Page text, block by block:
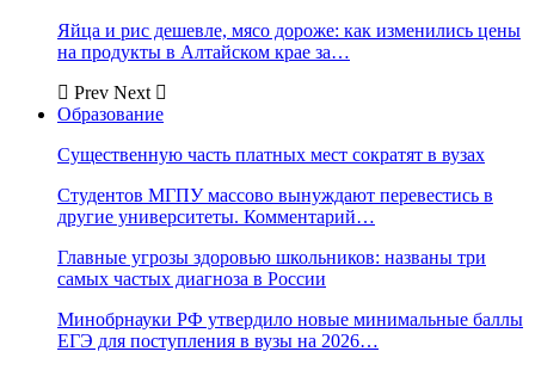
Яйца и рис дешевле, мясо дороже: как изменились цены
на продукты в Алтайском крае за…
Prev Next
Образование
Существенную часть платных мест сократят в вузах
Студентов МГПУ массово вынуждают перевестись в
другие университеты. Комментарий…
Главные угрозы здоровью школьников: названы три
самых частых диагноза в России
Минобрнауки РФ утвердило новые минимальные баллы
ЕГЭ для поступления в вузы на 2026…